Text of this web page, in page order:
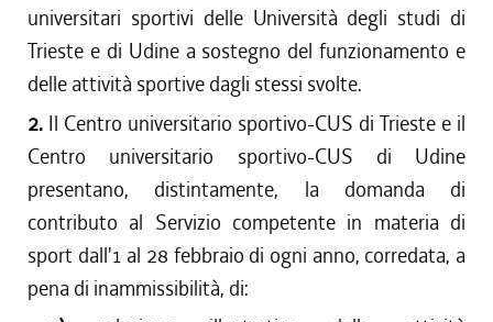
universitari sportivi delle Università degli studi di
Trieste e di Udine a sostegno del funzionamento e
delle attività sportive dagli stessi svolte.
2. Il Centro universitario sportivo-CUS di Trieste e il
Centro universitario sportivo-CUS di Udine
presentano, distintamente, la domanda di
contributo al Servizio competente in materia di
sport dall'1 al 28 febbraio di ogni anno, corredata, a
pena di inammissibilità, di: